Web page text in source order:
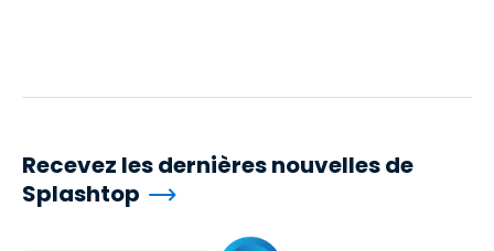
Recevez les dernières nouvelles de
Splashtop